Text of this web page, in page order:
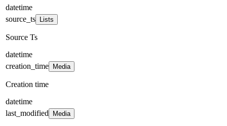
datetime
source_ts
Lists
Source Ts
datetime
creation_time
Media
Creation time
datetime
last_modified
Media